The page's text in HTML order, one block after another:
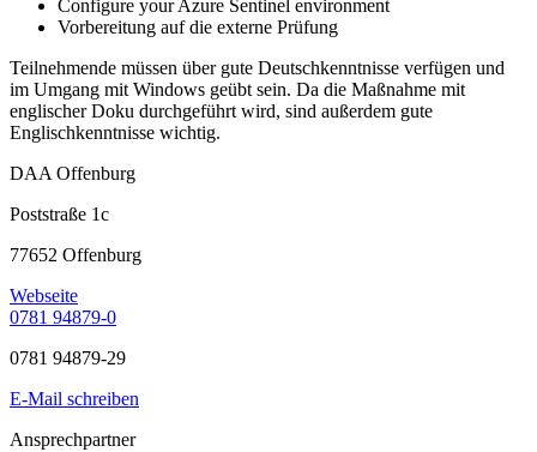
Configure your Azure Sentinel environment
Vorbereitung auf die externe Prüfung
Teilnehmende müssen über gute Deutschkenntnisse verfügen und
im Umgang mit Windows geübt sein. Da die Maßnahme mit
englischer Doku durchgeführt wird, sind außerdem gute
Englischkenntnisse wichtig.
DAA Offenburg
Poststraße 1c
77652 Offenburg
Webseite
0781 94879-0
0781 94879-29
E-Mail schreiben
Ansprechpartner